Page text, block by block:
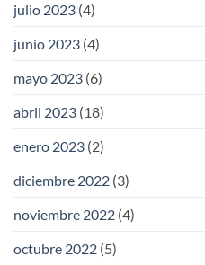
julio 2023 (4)
junio 2023 (4)
mayo 2023 (6)
abril 2023 (18)
enero 2023 (2)
diciembre 2022 (3)
noviembre 2022 (4)
octubre 2022 (5)